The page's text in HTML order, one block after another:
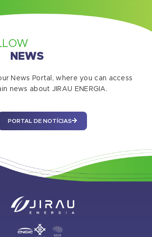
NEWS
News Portal, where you can access
news about JIRAU ENERGIA.
PORTAL DE NOTÍCIAS